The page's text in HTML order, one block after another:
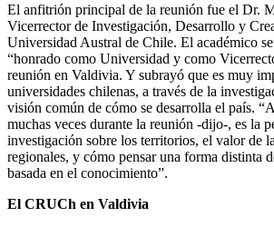
El anfitrión principal de la reunión fue el Dr.
Vicerrector de Investigación, Desarrollo y
Universidad Austral de Chile. El académico
“honrado como Universidad y como
reunión en Valdivia. Y subrayó que es muy
universidades chilenas, a través de la
visión común de cómo se desarrolla el país.
muchas veces durante la reunión -dijo-, es la
investigación sobre los territorios, el valor de
regionales, y cómo pensar una forma distinta
basada en el conocimiento”.
El CRUCh en Valdivia